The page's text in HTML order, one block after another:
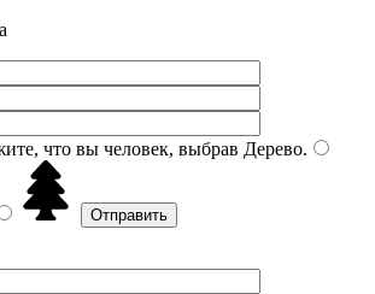
что вы человек, выбрав Дерево.